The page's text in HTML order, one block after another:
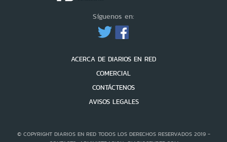
Síguenos en:
ACERCA DE DIARIOS EN RED
COMERCIAL
CONTÁCTENOS
AVISOS LEGALES
© COPYRIGHT DIARIOS EN RED TODOS LOS DERECHOS RESERVADOS 2019 -